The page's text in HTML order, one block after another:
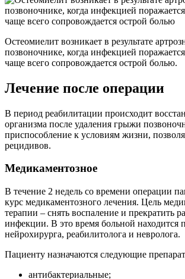
Остеомиелит возникает в результате
позвоночнике, когда инфекцией
чаще всего сопровождается острой болью.
Лечение после операции
В период реабилитации происходит
организма после удаления грыжи
приспособление к условиям жизни,
рецидивов.
Медикаментозное
В течение 2 недель со времени операции
курс медикаментозного лечения. Цель
терапии – снять воспаление и прекратить
инфекции. В это время больной находится
нейрохирурга, реабилитолога и невролога.
Пациенту назначаются следующие
антибактериальные;